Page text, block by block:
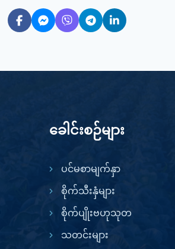
ခေါင်းစဉ်များ
ပင်မစာမျက်နှာ
စိုက်သီးနှံများ
စိုက်ပျိုးဗဟုသုတ
သတင်းများ